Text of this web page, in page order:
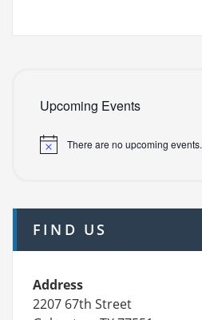
Upcoming Events
There are no upcoming events.
FIND US
Address
2207 67th Street